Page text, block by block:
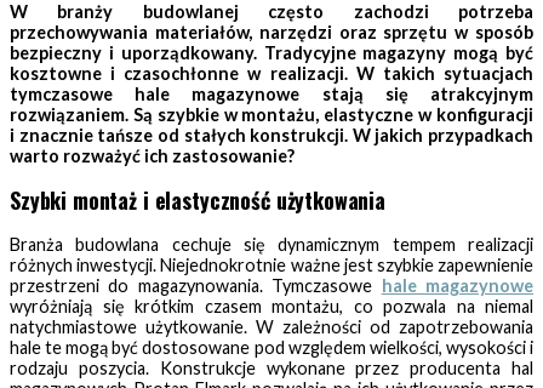
W branży budowlanej często zachodzi potrzeba
przechowywania materiałów, narzędzi oraz sprzętu w sposób
bezpieczny i uporządkowany. Tradycyjne magazyny mogą być
kosztowne i czasochłonne w realizacji. W takich sytuacjach
tymczasowe hale magazynowe stają się atrakcyjnym
rozwiązaniem. Są szybkie w montażu, elastyczne w konfiguracji
i znacznie tańsze od stałych konstrukcji. W jakich przypadkach
warto rozważyć ich zastosowanie?
Szybki montaż i elastyczność użytkowania
Branża budowlana cechuje się dynamicznym tempem realizacji
różnych inwestycji. Niejednokrotnie ważne jest szybkie zapewnienie
przestrzeni do magazynowania. Tymczasowe hale magazynowe
wyróżniają się krótkim czasem montażu, co pozwala na niemal
natychmiastowe użytkowanie. W zależności od zapotrzebowania
hale te mogą być dostosowane pod względem wielkości, wysokości i
rodzaju poszycia. Konstrukcje wykonane przez producenta hal